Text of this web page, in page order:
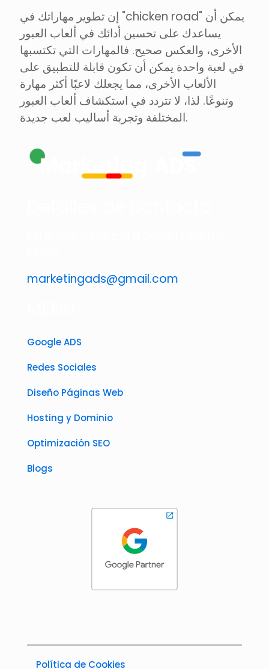
إن تطوير مهاراتك في "chicken road" يمكن أن
يساعدك على تحسين أدائك في ألعاب العبور
الأخرى، والعكس صحيح. فالمهارات التي تكتسبها
في لعبة واحدة يمكن أن تكون قابلة للتطبيق على
الألعاب الأخرى، مما يجعلك لاعبًا أكثر مهارة
وتنوعًا. لذا، لا تتردد في استكشاف ألعاب العبور
المختلفة وتجربة أساليب لعب جديدة.
marketingads@gmail.com
Google ADS
Redes Sociales
Diseño Páginas Web
Hosting y Dominio
Optimización SEO
Blogs
Política de Cookies